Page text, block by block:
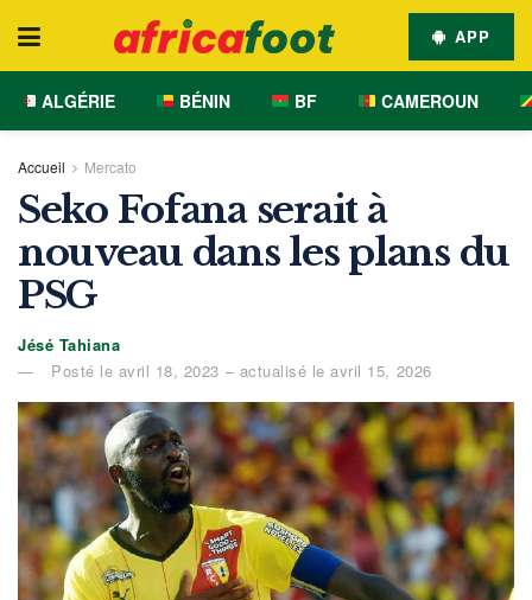
APP
ALGÉRIE BÉNIN BF CAMEROUN
Accueil Mercato
Seko Fofana serait à
nouveau dans les plans du
PSG
Jésé Tahiana
Posté le avril 18, 2023 – actualisé le avril 15, 2026